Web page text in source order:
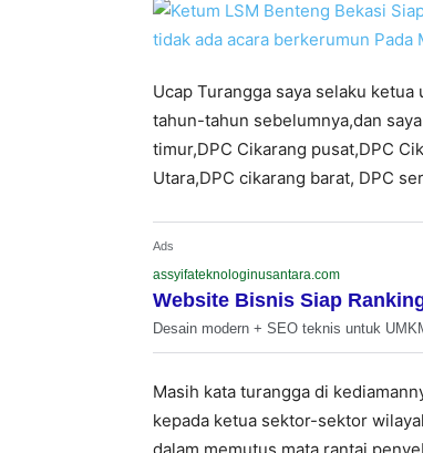
Ucap Turangga saya selaku
tahun-tahun sebelumnya,dan
timur,DPC Cikarang pusat,DPC
Utara,DPC cikarang barat, DPC
Ads
assyifateknologinusantara.com
Website Bisnis Siap
Desain modern + SEO teknis untuk
Masih kata turangga di
kepada ketua sektor-sektor
dalam memutus mata rantai